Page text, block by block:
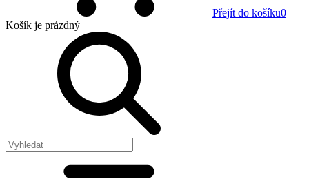
Přejít do košíku0
Košík je prázdný